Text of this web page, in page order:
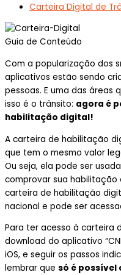
Carteira Digital de
Guia de Conteúdo
Com a popularização dos
aplicativos estão sendo
pessoas. E uma das áreas
isso é o trânsito: agora é
habilitação digital!
A carteira de habilitação
que tem o mesmo valor
Ou seja, ela pode ser
comprovar sua habilitação
carteira de habilitação
nacional e pode ser
Para ter acesso à carteira
download do aplicativo
iOS, e seguir os passos
lembrar que só é possível